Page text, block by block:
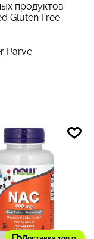
продуктов
Gluten Free
Parve